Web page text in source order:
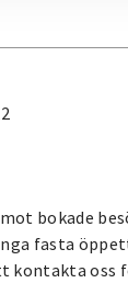
bokade
fasta
kontakta oss